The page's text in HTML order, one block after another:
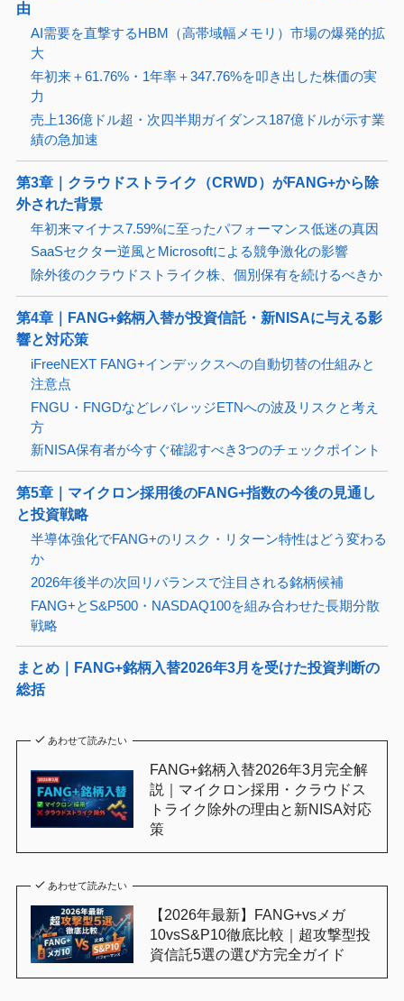
由
AI需要を直撃するHBM（高帯域幅メモリ）市場の爆発的拡
大
年初来＋61.76%・1年率＋347.76%を叩き出した株価の実
力
売上136億ドル超・次四半期ガイダンス187億ドルが示す業
績の急加速
第3章｜クラウドストライク（CRWD）がFANG+から除
外された背景
年初来マイナス7.59%に至ったパフォーマンス低迷の真因
SaaSセクター逆風とMicrosoftによる競争激化の影響
除外後のクラウドストライク株、個別保有を続けるべきか
第4章｜FANG+銘柄入替が投資信託・新NISAに与える影
響と対応策
iFreeNEXT FANG+インデックスへの自動切替の仕組みと
注意点
FNGU・FNGDなどレバレッジETNへの波及リスクと考え
方
新NISA保有者が今すぐ確認すべき3つのチェックポイント
第5章｜マイクロン採用後のFANG+指数の今後の見通し
と投資戦略
半導体強化でFANG+のリスク・リターン特性はどう変わる
か
2026年後半の次回リバランスで注目される銘柄候補
FANG+とS&P500・NASDAQ100を組み合わせた長期分散
戦略
まとめ｜FANG+銘柄入替2026年3月を受けた投資判断の
総括
あわせて読みたい
FANG+銘柄入替2026年3月完全解
説｜マイクロン採用・クラウドス
トライク除外の理由と新NISA対応
策
あわせて読みたい
【2026年最新】FANG+vsメガ
10vsS&P10徹底比較｜超攻撃型投
資信託5選の選び方完全ガイド